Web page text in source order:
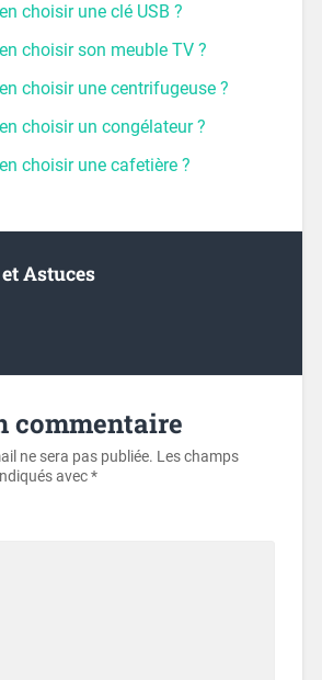
choisir une clé USB ?
choisir son meuble TV ?
choisir une centrifugeuse ?
choisir un congélateur ?
choisir une cafetière ?
Astuces
commentaire
ne sera pas publiée. Les champs
avec*